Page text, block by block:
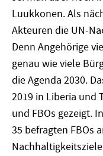
Luukkonen. Als
Akteuren die UN-
Denn Angehörige
genau wie viele
die Agenda 2030.
2019 in Liberia und
und FBOs gezeigt.
35 befragten FBOs